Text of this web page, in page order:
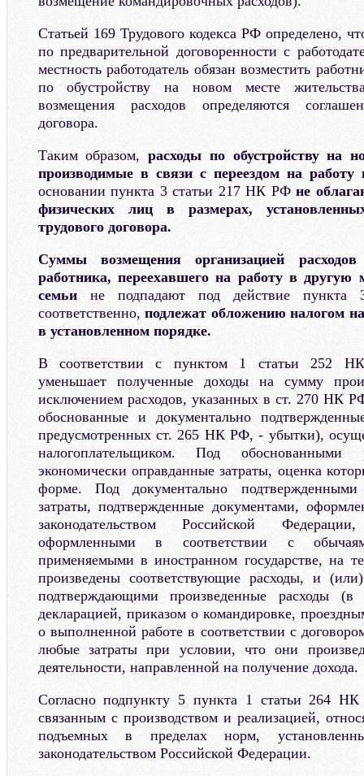
Статьей 169 Трудового кодекса РФ определено,
по предварительной договоренности с
местность работодатель обязан возместить
по обустройству на новом месте
возмещения расходов определяются
договора.
Таким образом, расходы по обустройству на
производимые в связи с переездом на работу
основании пункта 3 статьи 217 НК РФне
физических лиц в размерах,
трудового договора.
Суммы возмещения организацией
работника, переехавшего на работу в другую
семьине подпадают под действие
соответственно,подлежат обложению налогом
в установленном порядке.
В соответствии с пунктом 1 статьи 252
уменьшает полученные доходы на сумму
исключением расходов, указанных в ст. 270 НК
обоснованные и документально
предусмотренных ст. 265 НК РФ, - убытки),
налогоплательщиком. Под обоснованными
экономически оправданные затраты, оценка
форме. Под документально подтвержденными
затраты, подтвержденные документами,
законодательством Российской
оформленными в соответствии с
применяемыми в иностранном государстве, на
произведены соответствующие расходы, и
подтверждающими произведенные расходы
декларацией, приказом о командировке,
о выполненной работе в соответствии с
любые затраты при условии, что они
деятельности, направленной на получение дохода.
Согласно подпункту 5 пункта 1 статьи 264
связанным с производством и реализацией,
подъемных в пределах норм,
законодательством Российской Федерации.